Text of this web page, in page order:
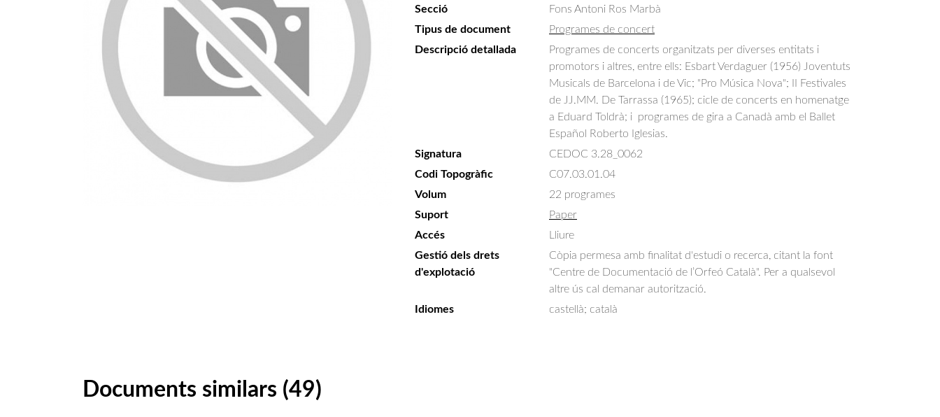
Secció
Fons Antoni Ros Marbà
Tipus de document
Programes de concert
Descripció detallada
Programes de concerts organitzats per diverses entitats i
promotors i altres, entre ells: Esbart Verdaguer (1956) Joventuts
Musicals de Barcelona i de Vic; "Pro Música Nova"; II Festivales
de JJ.MM. De Tarrassa (1965); cicle de concerts en homenatge
a Eduard Toldrà; i  programes de gira a Canadà amb el Ballet
Español Roberto Iglesias.
Signatura
CEDOC 3.28_0062
Codi Topogràfic
C07.03.01.04
Volum
22 programes
Suport
Paper
Accés
Lliure
Gestió dels drets
d'explotació
Còpia permesa amb finalitat d'estudi o recerca, citant la font
"Centre de Documentació de l’Orfeó Català". Per a qualsevol
altre ús cal demanar autorització.
Idiomes
castellà; català
Documents similars (49)